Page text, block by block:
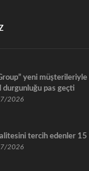
Group” yeni müşterileriyle
durgunluğu pas geçti
2026
tercih edenler 15
2026